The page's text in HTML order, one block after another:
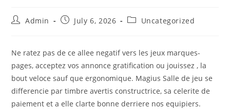
Admin July 6, 2026 Uncategorized
Ne ratez pas de ce allee negatif vers les jeux marques-
pages, acceptez vos annonce gratification ou jouissez , la
bout veloce sauf que ergonomique. Magius Salle de jeu se
differencie par timbre avertis constructrice, sa celerite de
paiement et a elle clarte bonne derriere nos equipiers.